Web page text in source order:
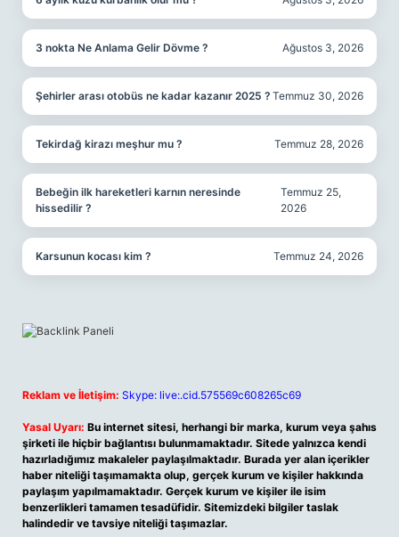
3 nokta Ne Anlama Gelir Dövme ? Ağustos 3, 2026
Şehirler arası otobüs ne kadar kazanır 2025 ? Temmuz 30, 2026
Tekirdağ kirazı meşhur mu ? Temmuz 28, 2026
Bebeğin ilk hareketleri karnın neresinde
hissedilir ?
Temmuz 25,
2026
Karsunun kocası kim ? Temmuz 24, 2026
Reklam ve İletişim: Skype: live:.cid.575569c608265c69
Yasal Uyarı: Bu internet sitesi, herhangi bir marka, kurum veya şahıs
şirketi ile hiçbir bağlantısı bulunmamaktadır. Sitede yalnızca kendi
hazırladığımız makaleler paylaşılmaktadır. Burada yer alan içerikler
haber niteliği taşımamakta olup, gerçek kurum ve kişiler hakkında
paylaşım yapılmamaktadır. Gerçek kurum ve kişiler ile isim
benzerlikleri tamamen tesadüfidir. Sitemizdeki bilgiler taslak
halindedir ve tavsiye niteliği taşımazlar.